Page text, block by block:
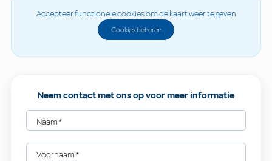
Accepteer functionele cookies om de kaart weer te geven
Cookies beheren
Neem contact met ons op voor meer informatie
Naam*
Voornaam*